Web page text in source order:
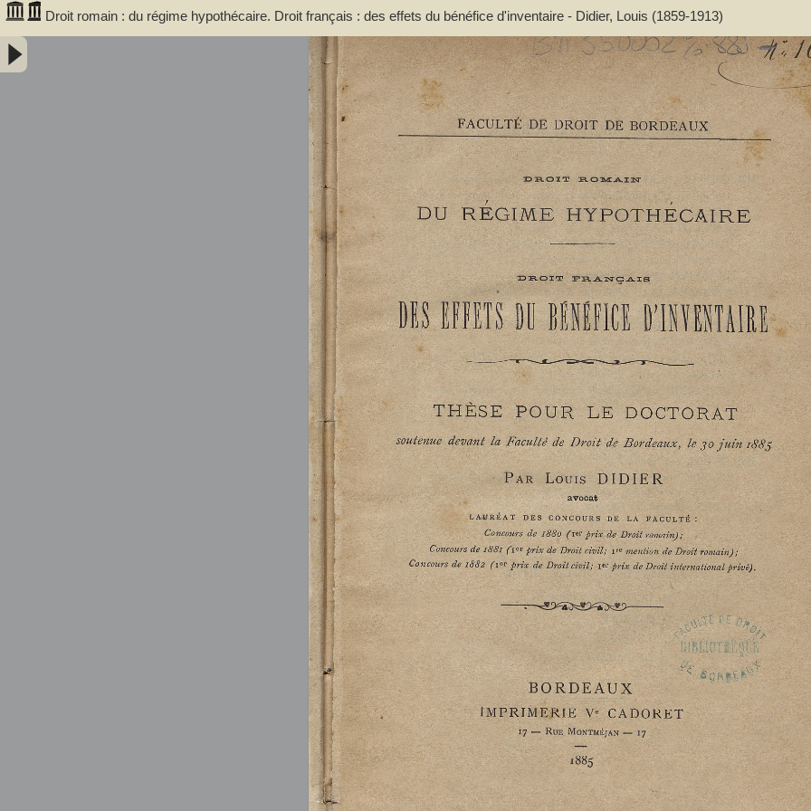
Droit romain : du régime hypothécaire. Droit français : des effets du bénéfice d'inventaire - Didier, Louis (1859-1913)